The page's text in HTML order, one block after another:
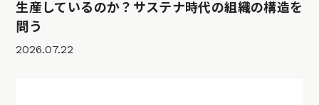
生産しているのか？サステナ時代の組織の構造を
問う
2026.07.22